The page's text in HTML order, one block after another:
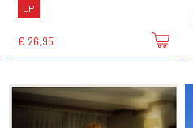
LP
€ 26,95